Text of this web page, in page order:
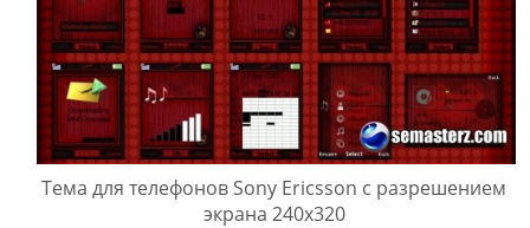
Тема для телефонов Sony Ericsson с разрешением
экрана 240x320